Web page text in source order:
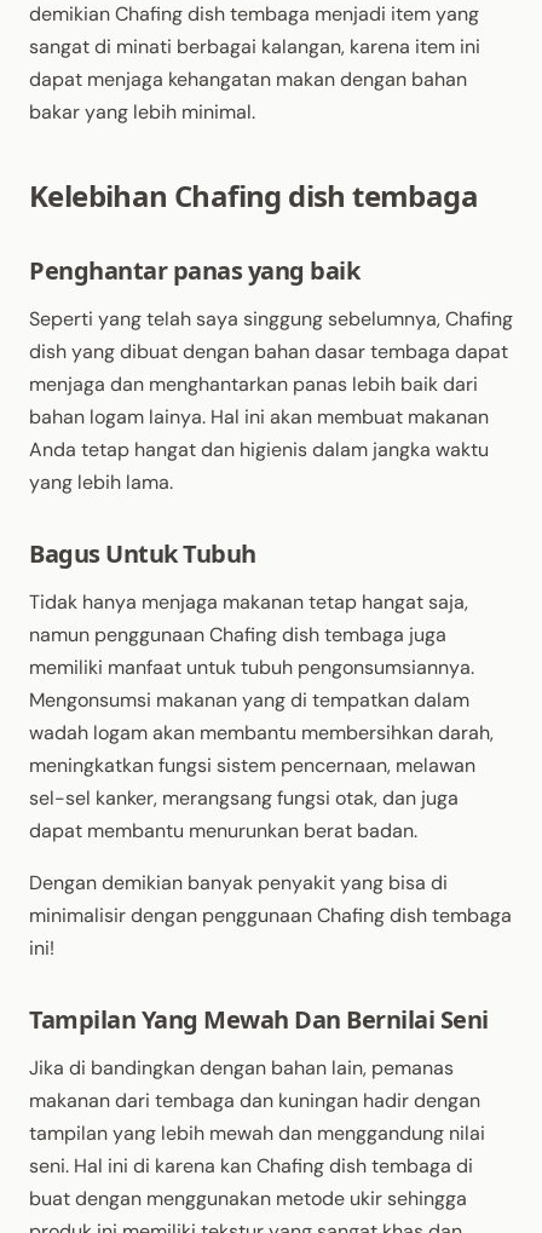
demikian Chafing dish tembaga menjadi item yang
sangat di minati berbagai kalangan, karena item ini
dapat menjaga kehangatan makan dengan bahan
bakar yang lebih minimal.
Kelebihan Chafing dish tembaga
Penghantar panas yang baik
Seperti yang telah saya singgung sebelumnya, Chafing
dish yang dibuat dengan bahan dasar tembaga dapat
menjaga dan menghantarkan panas lebih baik dari
bahan logam lainya. Hal ini akan membuat makanan
Anda tetap hangat dan higienis dalam jangka waktu
yang lebih lama.
Bagus Untuk Tubuh
Tidak hanya menjaga makanan tetap hangat saja,
namun penggunaan Chafing dish tembaga juga
memiliki manfaat untuk tubuh pengonsumsiannya.
Mengonsumsi makanan yang di tempatkan dalam
wadah logam akan membantu membersihkan darah,
meningkatkan fungsi sistem pencernaan, melawan
sel-sel kanker, merangsang fungsi otak, dan juga
dapat membantu menurunkan berat badan.
Dengan demikian banyak penyakit yang bisa di
minimalisir dengan penggunaan Chafing dish tembaga
ini!
Tampilan Yang Mewah Dan Bernilai Seni
Jika di bandingkan dengan bahan lain, pemanas
makanan dari tembaga dan kuningan hadir dengan
tampilan yang lebih mewah dan menggandung nilai
seni. Hal ini di karena kan Chafing dish tembaga di
buat dengan menggunakan metode ukir sehingga